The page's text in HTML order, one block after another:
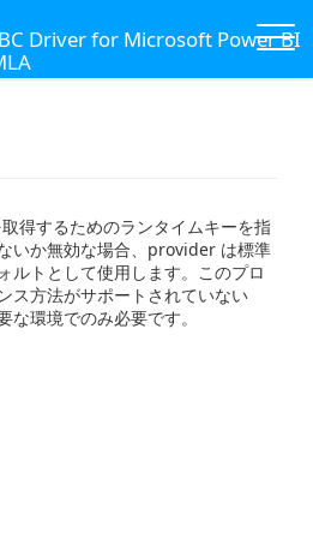
Driver for Microsoft Power BI
得するためのランタイムキーを指
いか無効な場合、provider は標準
ルトとして使用します。このプロ
ス方法がサポートされていない
環境でのみ必要です。